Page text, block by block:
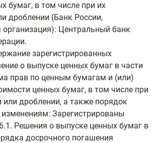
бумаг, в том числе при их
дроблении (Банк России,
Центральный банк
зарегистрированных
о выпуске ценных бумаг в части
прав по ценным бумагам и (или)
ценных бумаг, в том числе при
или дроблении, а также порядок
Зарегистрированы
Решения о выпуске ценных бумаг в
досрочного погашения